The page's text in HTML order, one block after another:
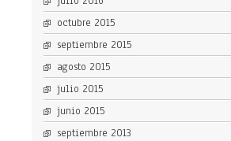
octubre 2015
septiembre 2015
agosto 2015
julio 2015
junio 2015
septiembre 2013